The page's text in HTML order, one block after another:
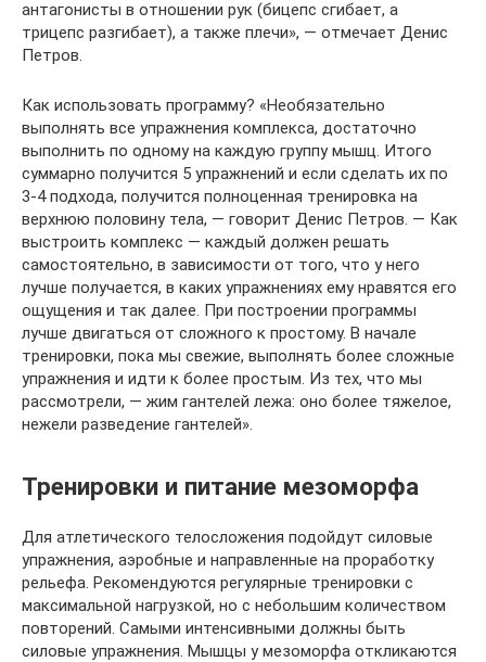
антагонисты в отношении рук (бицепс сгибает, а
трицепс разгибает), а также плечи», — отмечает Денис
Петров.
Как использовать программу? «Необязательно
выполнять все упражнения комплекса, достаточно
выполнить по одному на каждую группу мышц. Итого
суммарно получится 5 упражнений и если сделать их по
3-4 подхода, получится полноценная тренировка на
верхнюю половину тела, — говорит Денис Петров. — Как
выстроить комплекс — каждый должен решать
самостоятельно, в зависимости от того, что у него
лучше получается, в каких упражнениях ему нравятся его
ощущения и так далее. При построении программы
лучше двигаться от сложного к простому. В начале
тренировки, пока мы свежие, выполнять более сложные
упражнения и идти к более простым. Из тех, что мы
рассмотрели, — жим гантелей лежа: оно более тяжелое,
нежели разведение гантелей».
Тренировки и питание мезоморфа
Для атлетического телосложения подойдут силовые
упражнения, аэробные и направленные на проработку
рельефа. Рекомендуются регулярные тренировки с
максимальной нагрузкой, но с небольшим количеством
повторений. Самыми интенсивными должны быть
силовые упражнения. Мышцы у мезоморфа откликаются